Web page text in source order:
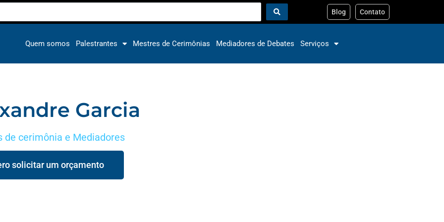
Blog Contato
Quem somos Palestrantes Mestres de Cerimônias Mediadores de Debates Serviços
Garcia
de cerimônia e Mediadores
solicitar um orçamento